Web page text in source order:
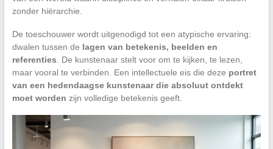
zonder hiërarchie.
De toeschouwer wordt uitgenodigd tot een atypische ervaring:
dwalen tussen de lagen van betekenis, beelden en
referenties . De kunstenaar stelt voor om te kijken, te lezen,
maar vooral te verbinden. Een intellectuele eis die deze portret
van een hedendaagse kunstenaar die absoluut ontdekt
moet worden zijn volledige betekenis geeft.